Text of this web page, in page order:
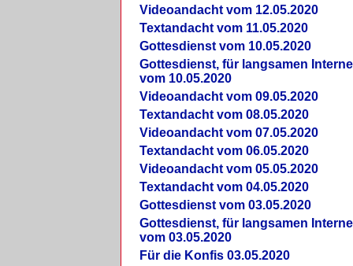
Videoandacht vom 12.05.2020
Textandacht vom 11.05.2020
Gottesdienst vom 10.05.2020
Gottesdienst, für langsamen
vom 10.05.2020
Videoandacht vom 09.05.2020
Textandacht vom 08.05.2020
Videoandacht vom 07.05.2020
Textandacht vom 06.05.2020
Videoandacht vom 05.05.2020
Textandacht vom 04.05.2020
Gottesdienst vom 03.05.2020
Gottesdienst, für langsamen
vom 03.05.2020
Für die Konfis 03.05.2020